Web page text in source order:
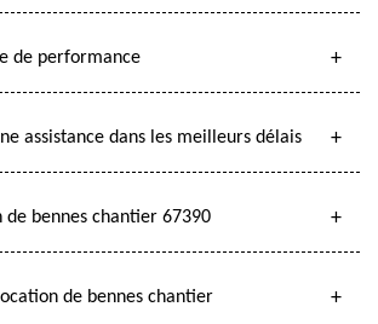
de performance
assistance dans les meilleurs délais
de bennes chantier 67390
de bennes chantier